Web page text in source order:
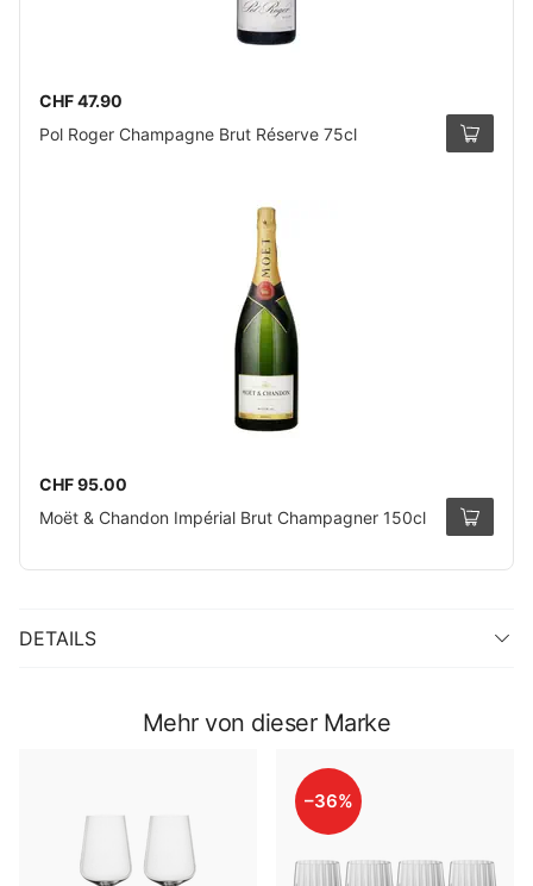
CHF 47.90
Pol Roger Champagne Brut Réserve 75cl
CHF 95.00
Moët & Chandon Impérial Brut Champagner 150cl
DETAILS
Mehr von dieser Marke
–36%